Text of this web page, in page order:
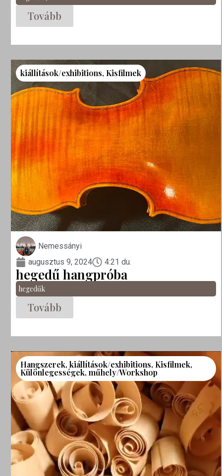
Tovább
kiállítások/exhibitions, Kisfilmek
Nemessányi
augusztus 9, 2024
4:21 du.
hegedű hangpróba
hegedűk
Tovább
Hangszerek,kiállítások/exhibitions, Kisfilmek,
Különlegességek,műhely/Workshop